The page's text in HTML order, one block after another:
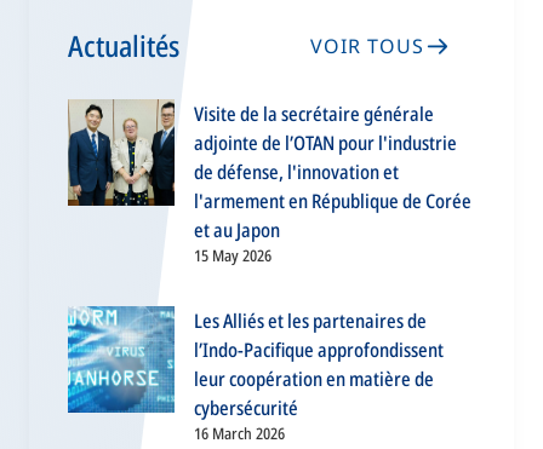
Actualités VOIR TOUS
Visite de la secrétaire générale
adjointe de l’OTAN pour l'industrie
de défense, l'innovation et
l'armement en République de Corée
et au Japon
15 May 2026
Les Alliés et les partenaires de
l’Indo-Pacifique approfondissent
leur coopération en matière de
cybersécurité
16 March 2026